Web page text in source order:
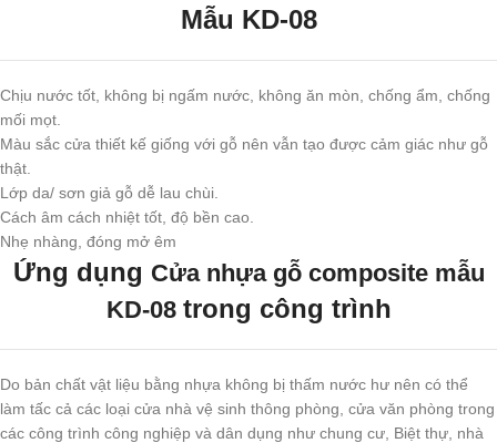
Mẫu KD-08
Chịu nước tốt, không bị ngấm nước, không ăn mòn, chống ẩm, chống
mối mọt.
Màu sắc cửa thiết kế giống với gỗ nên vẫn tạo được cảm giác như gỗ
thật.
Lớp da/ sơn giả gỗ dễ lau chùi.
Cách âm cách nhiệt tốt, độ bền cao.
Nhẹ nhàng, đóng mở êm
Ứng dụng Cửa nhựa gỗ composite mẫu
KD-08 trong công trình
Do bản chất vật liệu bằng nhựa không bị thấm nước hư nên có thể
làm tấc cả các loại cửa nhà vệ sinh thông phòng, cửa văn phòng trong
các công trình công nghiệp và dân dụng như chung cư, Biệt thự, nhà